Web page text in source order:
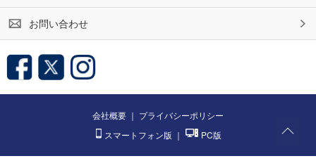
お問い合わせ
会社概要 ｜ プライバシーポリシー
スマートフォン版 ｜ PC版